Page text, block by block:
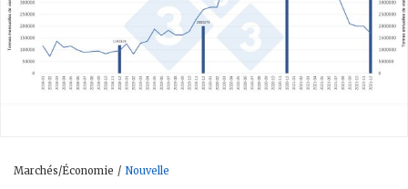
Marchés/Économie Nouvelle